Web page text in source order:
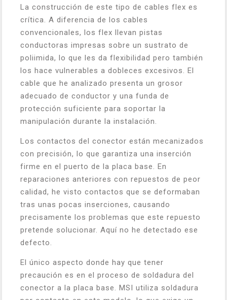
La construcción de este tipo de cables flex es
crítica. A diferencia de los cables
convencionales, los flex llevan pistas
conductoras impresas sobre un sustrato de
poliimida, lo que les da flexibilidad pero también
los hace vulnerables a dobleces excesivos. El
cable que he analizado presenta un grosor
adecuado de conductor y una funda de
protección suficiente para soportar la
manipulación durante la instalación.
Los contactos del conector están mecanizados
con precisión, lo que garantiza una inserción
firme en el puerto de la placa base. En
reparaciones anteriores con repuestos de peor
calidad, he visto contactos que se deformaban
tras unas pocas inserciones, causando
precisamente los problemas que este repuesto
pretende solucionar. Aquí no he detectado ese
defecto.
El único aspecto donde hay que tener
precaución es en el proceso de soldadura del
conector a la placa base. MSI utiliza soldadura